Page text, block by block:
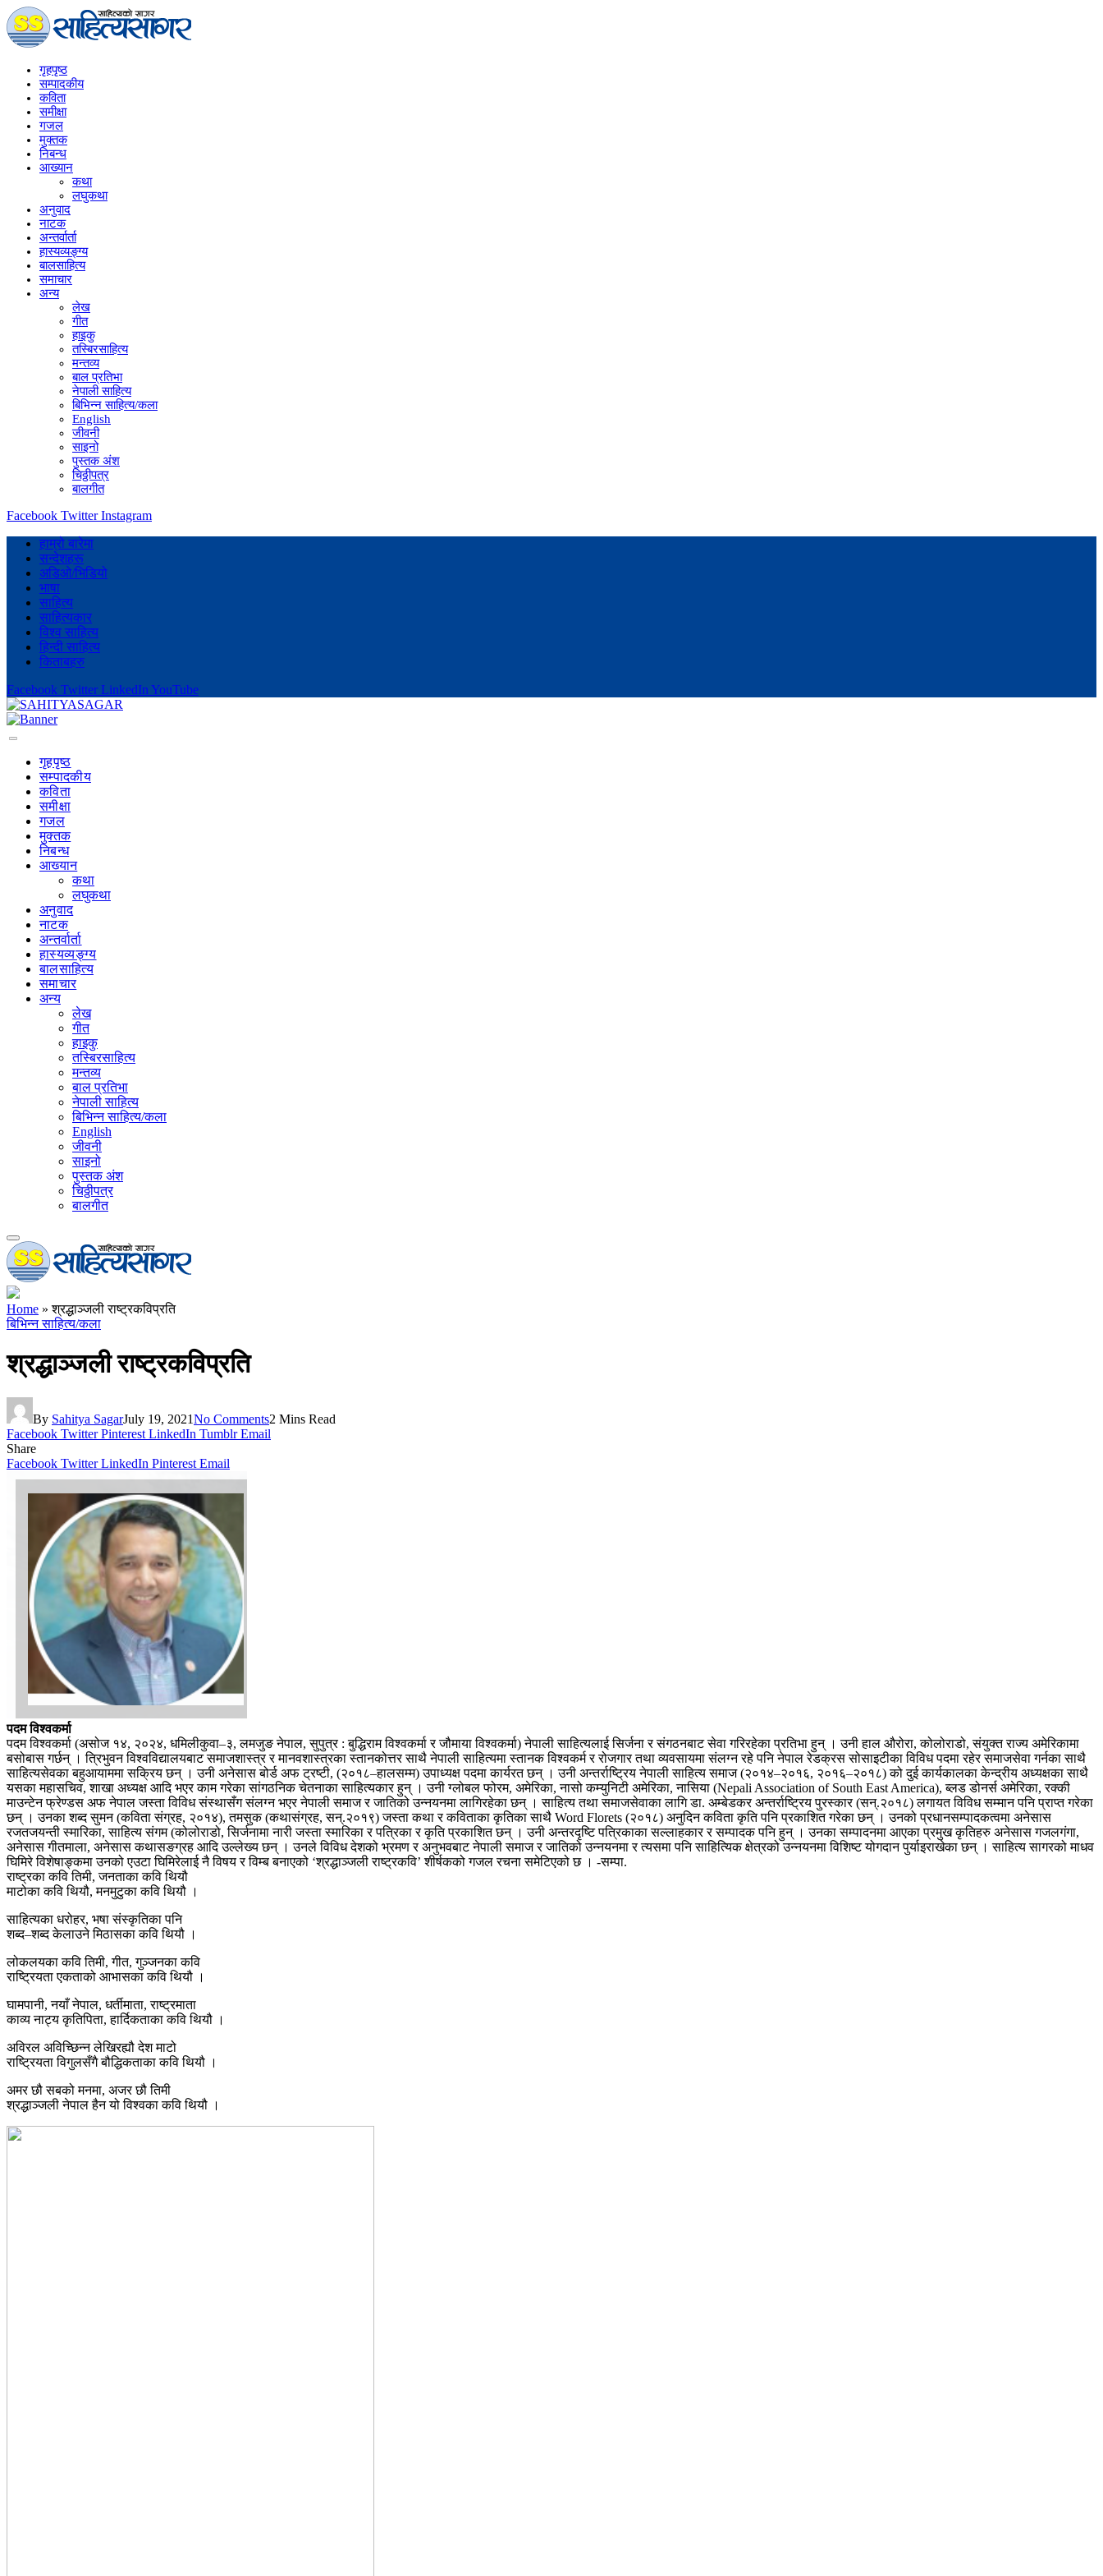
गृहपृष्‍ठ
सम्पादकीय
कविता
समीक्षा
गजल
मुक्तक
निबन्ध
आख्यान
कथा
लघुकथा
अनुवाद
नाटक
अन्तर्वार्ता
हास्यव्यङ्ग्य
बालसाहित्य
समाचार
अन्य
लेख
गीत
हाइकु
तस्बिरसाहित्य
मन्तव्य
बाल प्रतिभा
नेपाली साहित्य
बिभिन्न साहित्य/कला
English
जीवनी
साइनो
पुस्तक अंश
चिठ्ठीपत्र
बालगीत
Facebook Twitter Instagram
हाम्रो बारेमा
सन्देशहरू
अडिओ/भिडियो
भाषा
साहित्य
साहित्यकार
विश्व साहित्य
हिन्दी साहित्य
किताबहरु
Facebook Twitter LinkedIn YouTube
गृहपृष्‍ठ
सम्पादकीय
कविता
समीक्षा
गजल
मुक्तक
निबन्ध
आख्यान
कथा
लघुकथा
अनुवाद
नाटक
अन्तर्वार्ता
हास्यव्यङ्ग्य
बालसाहित्य
समाचार
अन्य
लेख
गीत
हाइकु
तस्बिरसाहित्य
मन्तव्य
बाल प्रतिभा
नेपाली साहित्य
बिभिन्न साहित्य/कला
English
जीवनी
साइनो
पुस्तक अंश
चिठ्ठीपत्र
बालगीत
Home »श्रद्धाञ्जली राष्ट्रकविप्रति
बिभिन्न साहित्य/कला
श्रद्धाञ्जली राष्ट्रकविप्रति
By Sahitya SagarJuly 19, 2021No Comments2 Mins Read
Facebook Twitter Pinterest LinkedIn Tumblr Email
Share
Facebook Twitter LinkedIn Pinterest Email
पदम विश्वकर्मा
पदम विश्वकर्मा (असोज १४, २०२४, धमिलीकुवा–३, लमजुङ नेपाल, सुपुत्र : बुद्धिराम विश्वकर्मा र जौमाया विश्वकर्मा) नेपाली साहित्यलाई सिर्जना र संगठनबाट सेवा गरिरहेका प्रतिभा हुन् । उनी हाल औरोरा, कोलोराडो, संयुक्त राज्य अमेरिकामा
बसोबास गर्छन् । त्रिभुवन विश्वविद्यालयबाट समाजशास्त्र र मानवशास्त्रका स्तानकोत्तर साथै नेपाली साहित्यमा स्तानक विश्वकर्म र रोजगार तथा व्यवसायमा संलग्न रहे पनि नेपाल रेडक्रस सोसाइटीका विविध पदमा रहेर समाजसेवा गर्नका साथै
साहित्यसेवका बहुआयाममा सक्रिय छन् । उनी अनेसास बोर्ड अफ ट्रष्टी, (२०१८–हालसम्म) उपाध्यक्ष पदमा कार्यरत छन् । उनी अन्तर्राष्ट्रिय नेपाली साहित्य समाज (२०१४–२०१६, २०१६–२०१८) को दुई कार्यकालका केन्द्रीय अध्यक्षका साथै
यसका महासचिव, शाखा अध्यक्ष आदि भएर काम गरेका सांगठनिक चेतनाका साहित्यकार हुन् । उनी ग्लोबल फोरम, अमेरिका, नासो कम्युनिटी अमेरिका, नासिया (Nepali Association of South East America), ब्लड डोनर्स अमेरिका, रक्की
माउन्टेन फ्रेण्डस अफ नेपाल जस्ता विविध संस्थासँग संलग्न भएर नेपाली समाज र जातिको उन्नयनमा लागिरहेका छन् । साहित्य तथा समाजसेवाका लागि डा. अम्बेडकर अन्तर्राष्ट्रिय पुरस्कार (सन्.२०१८) लगायत विविध सम्मान पनि प्राप्त गरेका
छन् । उनका शब्द सुमन (कविता संग्रह, २०१४), तमसुक (कथासंग्रह, सन्.२०१९) जस्ता कथा र कविताका कृतिका साथै Word Florets (२०१८) अनुदिन कविता कृति पनि प्रकाशित गरेका छन् । उनको प्रधानसम्पादकत्वमा अनेसास
रजतजयन्ती स्मारिका, साहित्य संगम (कोलोराडो, सिर्जनामा नारी जस्ता स्मारिका र पत्रिका र कृति प्रकाशित छन् । उनी अन्तरदृष्टि पत्रिकाका सल्लाहकार र सम्पादक पनि हुन् । उनका सम्पादनमा आएका प्रमुख कृतिहरु अनेसास गजलगंगा,
अनेसास गीतमाला, अनेसास कथासङग्रह आदि उल्लेख्य छन् । उनले विविध देशको भ्रमण र अनुभवबाट नेपाली समाज र जातिको उन्नयनमा र त्यसमा पनि साहित्यिक क्षेत्रको उन्नयनमा विशिष्ट योगदान पुर्याइराखेका छन् । साहित्य सागरको माधव
घिमिरे विशेषाङ्कमा उनको एउटा घिमिरेलाई नै विषय र विम्ब बनाएको ‘श्रद्धाञ्जली राष्ट्रकवि’ शीर्षकको गजल रचना समेटिएको छ । -सम्पा.
राष्ट्रका कवि तिमी, जनताका कवि थियौ
माटोका कवि थियौ, मनमुटुका कवि थियौ ।
साहित्यका धरोहर, भषा संस्कृतिका पनि
शब्द–शब्द केलाउने मिठासका कवि थियौ ।
लोकलयका कवि तिमी, गीत, गुञ्जनका कवि
राष्ट्रियता एकताको आभासका कवि थियौ ।
घामपानी, नयाँ नेपाल, धर्तीमाता, राष्ट्रमाता
काव्य नाट्य कृतिपिता, हार्दिकताका कवि थियौ ।
अविरल अविच्छिन्न लेखिरह्यौ देश माटो
राष्ट्रियता विगुलसँगै बौद्धिकताका कवि थियौ ।
अमर छौ सबको मनमा, अजर छौ तिमी
श्रद्धाञ्जली नेपाल हैन यो विश्वका कवि थियौ ।​